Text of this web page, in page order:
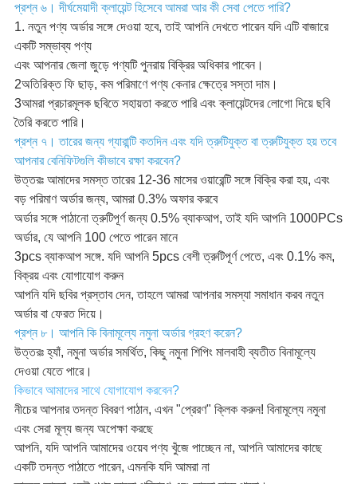
প্রশ্ন ৬। দীর্ঘমেয়াদী ক্লায়েন্ট হিসেবে আমরা আর কী সেবা পেতে পারি?
1. নতুন পণ্য অর্ডার সঙ্গে দেওয়া হবে, তাই আপনি দেখতে পারেন যদি এটি বাজারে
একটি সম্ভাব্য পণ্য
এবং আপনার জেলা জুড়ে পণ্যটি পুনরায় বিক্রির অধিকার পাবেন।
2অতিরিক্ত ফি ছাড়, কম পরিমাণে পণ্য কেনার ক্ষেত্রে সস্তা দাম।
3আমরা প্রচারমূলক ছবিতে সহায়তা করতে পারি এবং ক্লায়েন্টদের লোগো দিয়ে ছবি
তৈরি করতে পারি।
প্রশ্ন ৭। তারের জন্য গ্যারান্টি কতদিন এবং যদি ত্রুটিযুক্ত বা ত্রুটিযুক্ত হয় তবে
আপনার বেনিফিটগুলি কীভাবে রক্ষা করবেন?
উত্তরঃ আমাদের সমস্ত তারের 12-36 মাসের ওয়ারেন্টি সঙ্গে বিক্রি করা হয়, এবং
বড় পরিমাণ অর্ডার জন্য, আমরা 0.3% অফার করবে
অর্ডার সঙ্গে পাঠানো ত্রুটিপূর্ণ জন্য 0.5% ব্যাকআপ, তাই যদি আপনি 1000PCs
অর্ডার, যে আপনি 100 পেতে পারেন মানে
3pcs ব্যাকআপ সঙ্গে. যদি আপনি 5pcs বেশী ত্রুটিপূর্ণ পেতে, এবং 0.1% কম,
বিক্রয় এবং যোগাযোগ করুন
আপনি যদি ছবির প্রস্তাব দেন, তাহলে আমরা আপনার সমস্যা সমাধান করব নতুন
অর্ডার বা ফেরত দিয়ে।
প্রশ্ন ৮। আপনি কি বিনামূল্যে নমুনা অর্ডার গ্রহণ করেন?
উত্তরঃ হ্যাঁ, নমুনা অর্ডার সমর্থিত, কিছু নমুনা শিপিং মালবাহী ব্যতীত বিনামূল্যে
দেওয়া যেতে পারে।
কিভাবে আমাদের সাথে যোগাযোগ করবেন?
নীচের আপনার তদন্ত বিবরণ পাঠান, এখন "প্রেরণ" ক্লিক করুন! বিনামূল্যে নমুনা
এবং সেরা মূল্য জন্য অপেক্ষা করছে
আপনি, যদি আপনি আমাদের ওয়েব পণ্য খুঁজে পাচ্ছেন না, আপনি আমাদের কাছে
একটি তদন্ত পাঠাতে পারেন, এমনকি যদি আমরা না